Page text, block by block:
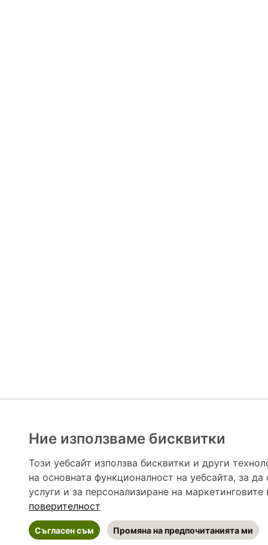
предназначена да служи само и единствено за
допълване на данните и за коригиране на
Ние използваме бисквитки
Този уебсайт използва бисквитки и други
на основната функционалност на уебсайта, за да
услуги и за персонализиране на
поверителност
Съгласен съм Промяна на предпочитанията ми